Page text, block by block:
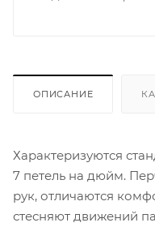
ОПИСАНИЕ
Характеризуются
7 петель на дюйм.
рук, отличаются
стесняют движений